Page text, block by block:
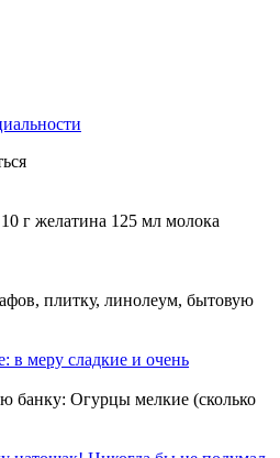
г желатина 125 мл молока
плитку, линолеум, бытовую
меру сладкие и очень
банку: Огурцы мелкие (сколько